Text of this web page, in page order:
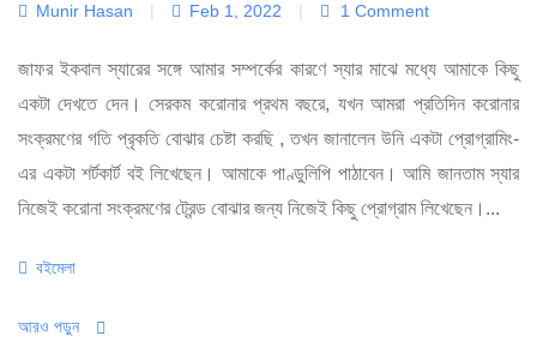
Munir Hasan | Feb 1, 2022 | 1 Comment
জাফর ইকবাল স্যারের সঙ্গে আমার সম্পর্কের কারণে স্যার মাঝে মধ্যে আমাকে কিছু
একটা দেখতে দেন। সেরকম করোনার প্রথম বছরে, যখন আমরা প্রতিদিন করোনার
সংক্রমণের গতি প্রৃকতি বোঝার চেষ্টা করছি , তখন জানালেন উনি একটা প্রোগ্রামিং-
এর একটা শর্টকার্ট বই লিখেছেন। আমাকে পাণ্ডুলিপি পাঠাবেন। আমি জানতাম স্যার
নিজেই করোনা সংক্রমণের ট্রেন্ড বোঝার জন্য নিজেই কিছু প্রোগ্রাম লিখেছেন।...
Categories
বইমেলা
আরও পড়ুন